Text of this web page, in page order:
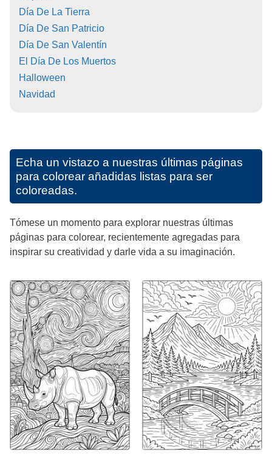
Día De La Tierra
Día De San Patricio
Día De San Valentín
El Día De Los Muertos
Halloween
Navidad
Echa un vistazo a nuestras últimas páginas
para colorear añadidas listas para ser
coloreadas.
Tómese un momento para explorar nuestras últimas
páginas para colorear, recientemente agregadas para
inspirar su creatividad y darle vida a su imaginación.